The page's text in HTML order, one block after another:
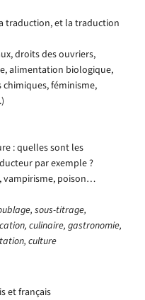
traduction, et la traduction
droits des ouvriers,
alimentation biologique,
féminisme,
: quelles sont les
par exemple ?
vampirisme, poison…
sous-titrage,
culinaire, gastronomie,
culture
et français